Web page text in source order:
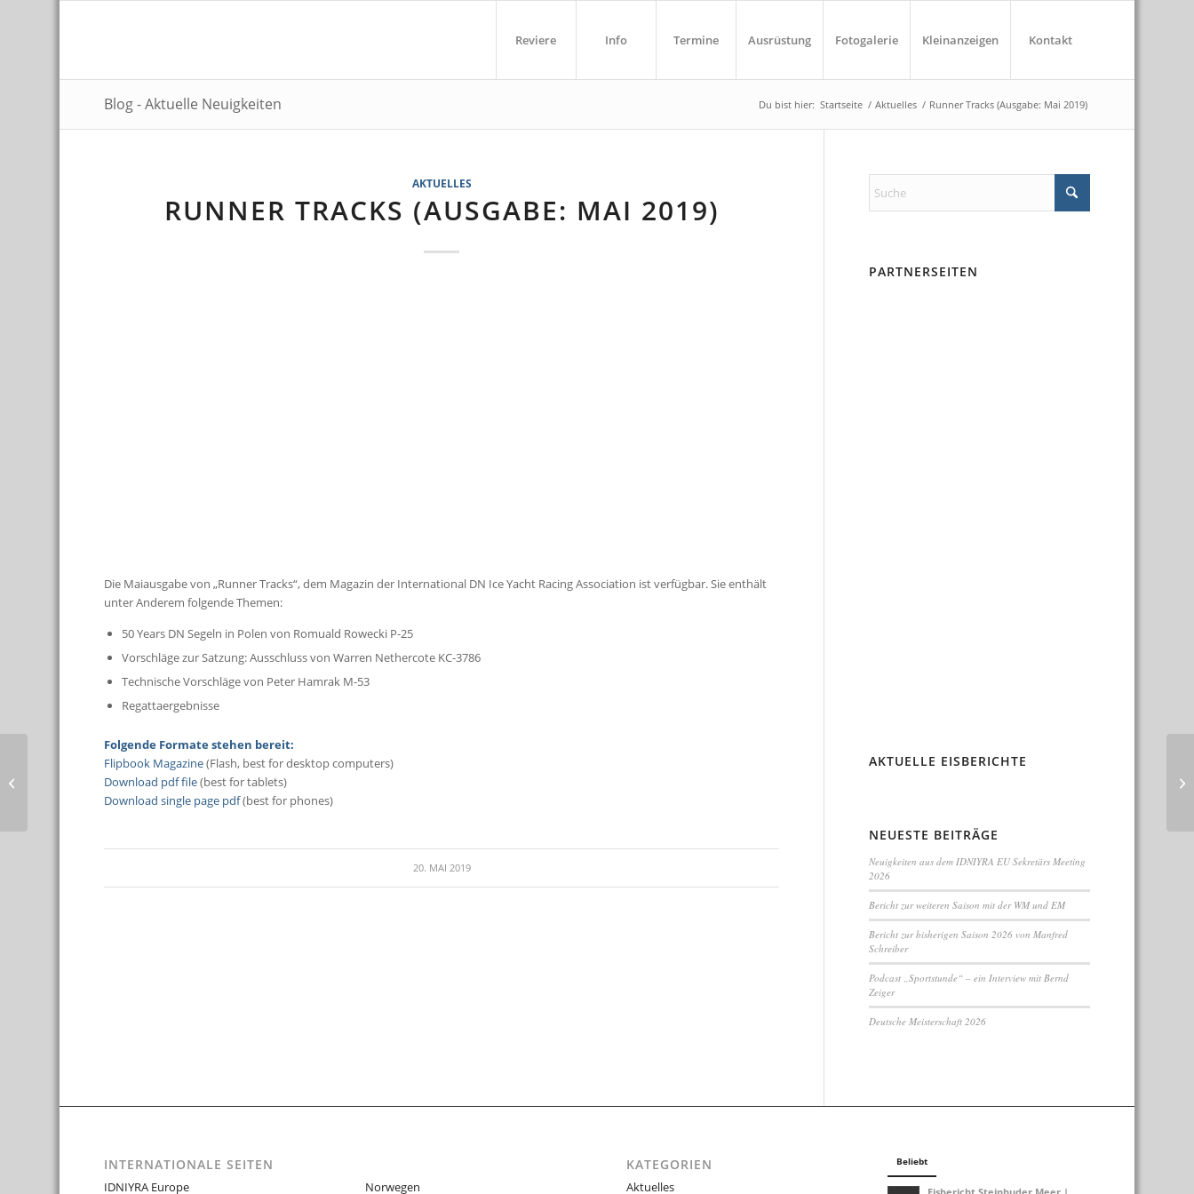
Reviere Info Termine Ausrüstung Fotogalerie Kleinanzeigen Kontakt
Blog - Aktuelle Neuigkeiten Du bist hier: Startseite / Aktuelles / Runner Tracks (Ausgabe: Mai 2019)
AKTUELLES
RUNNER TRACKS (AUSGABE: MAI 2019)
Die Maiausgabe von „Runner Tracks“, dem Magazin der International DN Ice Yacht Racing Association ist verfügbar. Sie enthält
unter Anderem folgende Themen:
50 Years DN Segeln in Polen von Romuald Rowecki P-25
Vorschläge zur Satzung: Ausschluss von Warren Nethercote KC-3786
Technische Vorschläge von Peter Hamrak M-53
Regattaergebnisse
Folgende Formate stehen bereit:
Flipbook Magazine(Flash, best for desktop computers)
Download pdf file(best for tablets)
Download single page pdf(best for phones)
20. MAI 2019
PARTNERSEITEN
AKTUELLE EISBERICHTE
NEUESTE BEITRÄGE
Neuigkeiten aus dem IDNIYRA EU Sekretärs Meeting
2026
Bericht zur weiteren Saison mit der WM und EM
Bericht zur bisherigen Saison 2026 von Manfred
Schreiber
Podcast „Sportstunde“ – ein Interview mit Bernd
Zeiger
Deutsche Meisterschaft 2026
INTERNATIONALE SEITEN
IDNIYRA Europe Norwegen
KATEGORIEN
Aktuelles
Beliebt
Nachruf für Detlef Huss